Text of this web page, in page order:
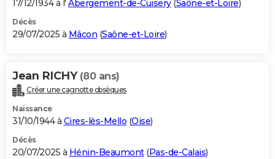
17/12/1934 à l' Abergement-de-Cuisery(Saône-et-Loire)
Décès
29/07/2025 à Mâcon (Saône-et-Loire)
Jean RICHY (80 ans)
Créer une cagnotte obsèques
Naissance
31/10/1944 à Cires-lès-Mello (Oise)
Décès
20/07/2025 à Hénin-Beaumont(Pas-de-Calais)